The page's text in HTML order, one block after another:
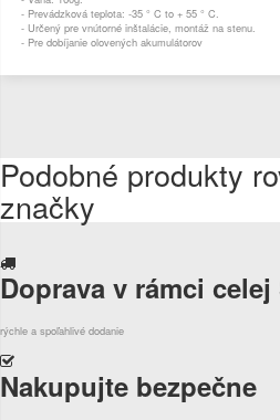
- Prevádzková teplota: -35 ° C to + 55 ° C.
- Určený pre vnútorné inštalácie, montáž na stenu.
- Pre dobíjanie olovených akumulátorov
Podobné produkty
značky
Doprava v rámci celej
rýchle a spoľahlivé dodanie
Nakupujte bezpečne